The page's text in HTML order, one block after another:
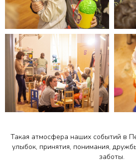
Такая атмосфера наших событий в
улыбок, принятия, понимания,
заботы.
Остались
190000, г. Санкт-Петербург,
ул. Маяковского, д. 42, литера
А, пом. 9-Н.
centr.yomyom@gmail.com
VK Мессенджер